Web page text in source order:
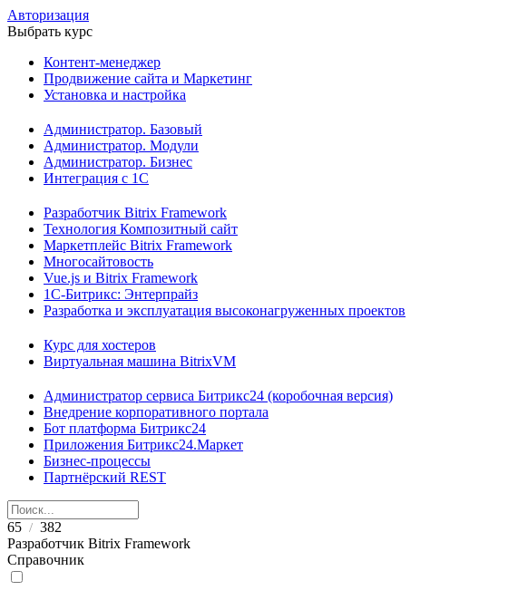
Авторизация
Выбрать курс
Контент-менеджер
Продвижение сайта и Маркетинг
Установка и настройка
Администратор. Базовый
Администратор. Модули
Администратор. Бизнес
Интеграция с 1С
Разработчик Bitrix Framework
Технология Композитный сайт
Маркетплейс Bitrix Framework
Многосайтовость
Vue.js и Bitrix Framework
1С-Битрикс: Энтерпрайз
Разработка и эксплуатация высоконагруженных проектов
Курс для хостеров
Виртуальная машина BitrixVM
Администратор сервиса Битрикс24 (коробочная версия)
Внедрение корпоративного портала
Бот платформа Битрикс24
Приложения Битрикс24.Маркет
Бизнес-процессы
Партнёрский REST
65 / 382
Разработчик Bitrix Framework
Справочник